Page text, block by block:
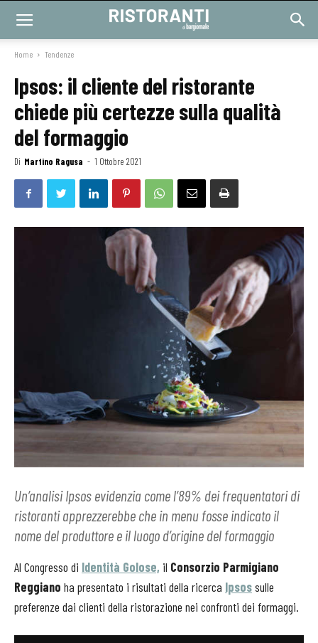
Home Tendenze
Ipsos: il cliente del ristorante
chiede più certezze sulla qualità
del formaggio
Di Martino Ragusa - 1 Ottobre 2021
Un’analisi Ipsos evidenzia come l’89% dei frequentatori di
ristoranti apprezzerebbe che in menu fosse indicato il
nome del produttore e il luogo d’origine del formaggio
Al Congresso di Identità Golose, il Consorzio Parmigiano
Reggiano ha presentato i risultati della ricerca Ipsossulle
preferenze dai clienti della ristorazione nei confronti dei formaggi.